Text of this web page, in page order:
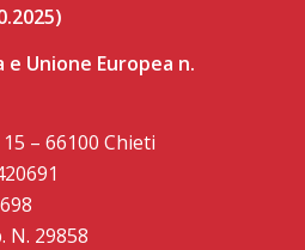
Unione Europea n.
– 66100 Chieti
N. 29858